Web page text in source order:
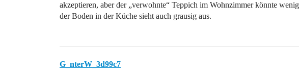
akzeptieren, aber der „verwohnte“ Teppich im Wohnzimmer könnte
der Boden in der Küche sieht auch grausig aus.
G_nterW_3d99c7